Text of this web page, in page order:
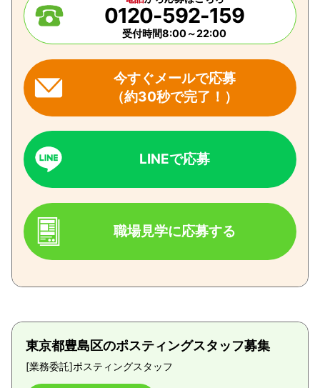
0120-592-159
受付時間8:00～22:00
今すぐメールで応募
（約30秒で完了！）
LINEで応募
職場見学に応募する
東京都豊島区のポスティングスタッフ募集
[業務委託]ポスティングスタッフ